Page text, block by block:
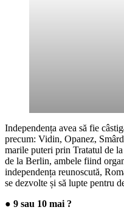
Independența avea să fie
precum: Vidin, Opanez,
marile puteri prin Tratatul de
de la Berlin, ambele fiind
independența reunoscută,
se dezvolte și să lupte pentru
● 9 sau 10 mai ?